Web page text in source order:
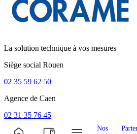
La solution technique à vos mesures
Siège social Rouen
02 35 59 62 50
Agence de Caen
02 31 35 76 45
Nos